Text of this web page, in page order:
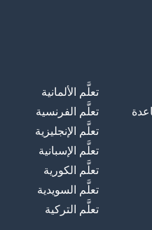
تعلَّم الألمانية
تعلَّم الفرنسية
تعلَّم الإنجليزية
تعلَّم الإسبانية
تعلَّم الكورية
تعلَّم السويدية
تعلَّم التركية